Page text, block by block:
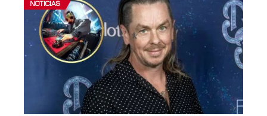
NOTICIAS